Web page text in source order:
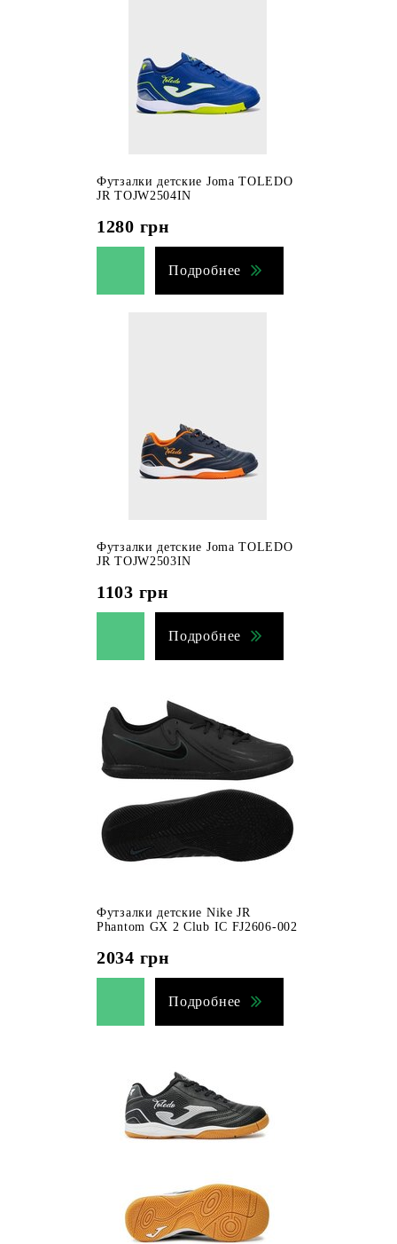
Футзалки детские Joma TOLEDO
JR TOJW2504IN
1280 грн
Подробнее
Футзалки детские Joma TOLEDO
JR TOJW2503IN
1103 грн
Подробнее
Футзалки детские Nike JR
Phantom GX 2 Club IC FJ2606-002
2034 грн
Подробнее